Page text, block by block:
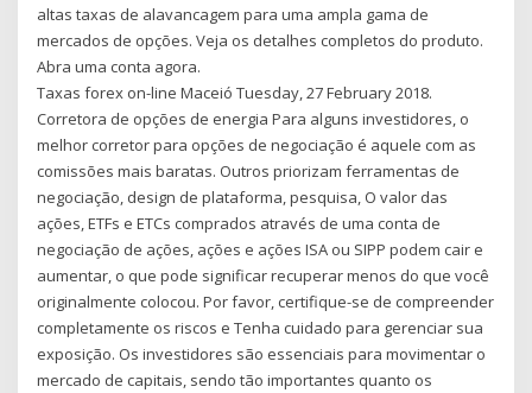
altas taxas de alavancagem para uma ampla gama de
mercados de opções. Veja os detalhes completos do produto.
Abra uma conta agora.
Taxas forex on-line Maceió Tuesday, 27 February 2018.
Corretora de opções de energia Para alguns investidores, o
melhor corretor para opções de negociação é aquele com as
comissões mais baratas. Outros priorizam ferramentas de
negociação, design de plataforma, pesquisa, O valor das
ações, ETFs e ETCs comprados através de uma conta de
negociação de ações, ações e ações ISA ou SIPP podem cair e
aumentar, o que pode significar recuperar menos do que você
originalmente colocou. Por favor, certifique-se de compreender
completamente os riscos e Tenha cuidado para gerenciar sua
exposição. Os investidores são essenciais para movimentar o
mercado de capitais, sendo tão importantes quanto os